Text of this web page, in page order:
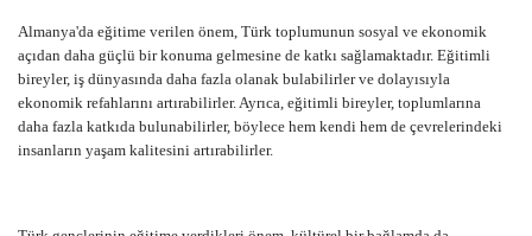
Almanya'da eğitime verilen önem, Türk toplumunun sosyal ve ekonomik
açıdan daha güçlü bir konuma gelmesine de katkı sağlamaktadır. Eğitimli
bireyler, iş dünyasında daha fazla olanak bulabilirler ve dolayısıyla
ekonomik refahlarını artırabilirler. Ayrıca, eğitimli bireyler, toplumlarına
daha fazla katkıda bulunabilirler, böylece hem kendi hem de çevrelerindeki
insanların yaşam kalitesini artırabilirler.